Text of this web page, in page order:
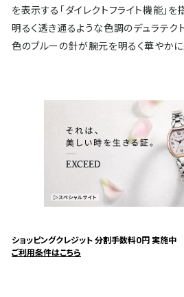
を表示する「ダイレクトフライト機能」を
明るく透き通るような色調のデュラテク
色のブルーの針が腕元を明るく華やかに
ショッピングクレジット 分割手数料0円 実施中
ご利用条件はこちら